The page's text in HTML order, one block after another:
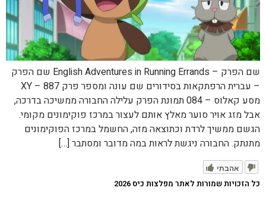
שם הפרק – English Adventures in Running Errands שם הפרק
– עברית הרפתקאות בסידורים שם עונה ומספר פרק XY – 887
מסע קאלוס – 084 תמונת הפרק עלילה החבורה ממשיכה בדרכה,
אבל מזג אויר סוער מאלץ אותם לעצור במרכז פוקימונים מקומי.
הגשם ממשיך לרדת וכתוצאה מזה, החשמל במרכז הפוקימונים
מתנתק. החבורה ניגשת לראות במה מדובר ומסתבר […]
אהבתי
כל הזכויות שמורות לאתר מפלצות כיס 2026